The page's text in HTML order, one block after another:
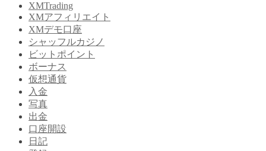
XMTrading
XMアフィリエイト
XMデモ口座
シャッフルカジノ
ビットポイント
ボーナス
仮想通貨
入金
写真
出金
口座開設
日記